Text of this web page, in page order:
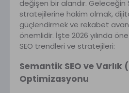
değişen bir alandır. Geleceğin
stratejilerine hakim olmak, dijital
güçlendirmek ve rekabet
önemlidir. İşte 2026 yılında
SEO trendleri ve stratejileri:
Semantik SEO ve Varlık
Optimizasyonu